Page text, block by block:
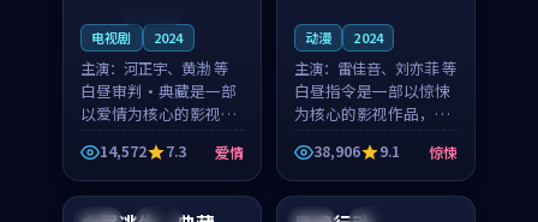
电视剧 2024
主演： 河正宇、黄渤 等
白昼审判·典藏是一部
以爱情为核心的影视作
品，围绕危机、反转与
人物成长展开，整体节
奏紧凑，值得推荐观
看。
14,572 7.3 爱情
动漫 2024
主演： 雷佳音、刘亦菲 等
白昼指令是一部以惊悚
为核心的影视作品，围
绕危机、反转与人物成
长展开，整体节奏紧
凑，值得推荐观看。
38,906 9.1 惊悚